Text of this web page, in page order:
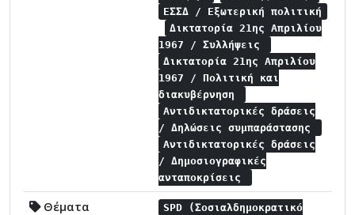
ΕΣΣΔ / Εξωτερική πολιτική
Δικτατορία 21ης Απριλίου
1967 / Συλλήψεις
Δικτατορία 21ης Απριλίου
1967 / Πολιτική και
διακυβέρνηση
Αντιδικτατορικές δράσεις
/ Δηλώσεις συμπαράστασης
Αντιδικτατορικές δράσεις
/ Δημοσιογραφικές
ανταποκρίσεις
Θέματα
SPD (Σοσιαλδημοκρατικό